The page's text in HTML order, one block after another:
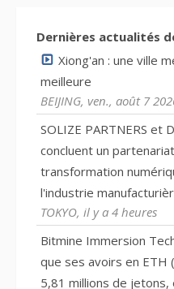
Dernières actualités
Xiong'an : une ville
meilleure
BEIJING, ven., août 7
SOLIZE PARTNERS et
concluent un
transformation
l'industrie
TOKYO, il y a 4 heures
Bitmine Immersion
que ses avoirs en ETH
5,81 millions de